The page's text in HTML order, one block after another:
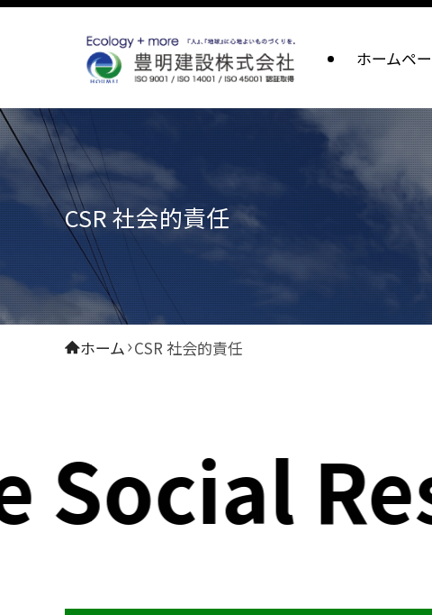
ホームペ
CSR 社会的責任
ホーム CSR 社会的責任